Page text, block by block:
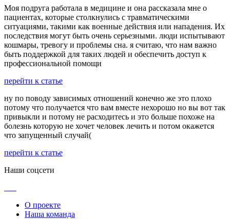
Моя подруга работала в медицине и она рассказала мне о
пациентах, которые столкнулись с травматическими
ситуациями, такими как военные действия или нападения. Их
последствия могут быть очень серьезными. люди испытывают
кошмары, тревогу и проблемы сна. я считаю, что нам важно
быть поддержкой для таких людей и обеспечить доступ к
профессиональной помощи
перейти к статье
ну по поводу зависимых отношений конечно же это плохо
потому что получается что вам вместе нехорошо но вы вот так
привыкли и потому не расходитесь и это больше похоже на
болезнь которую не хочет человек лечить и потом окажется
что запущенный случай(
перейти к статье
Наши соцсети
О проекте
Наша команда